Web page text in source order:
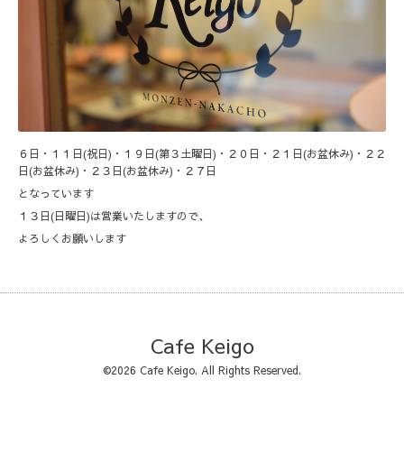
６日・１１日(祝日)・１９日(第３土曜日)・２０日・２１日(お盆休み)・２２
日(お盆休み)・２３日(お盆休み)・２７日
となっています
１３日(日曜日)は営業いたしますので、
よろしくお願いします
Cafe Keigo
©2026 Cafe Keigo. All Rights Reserved.